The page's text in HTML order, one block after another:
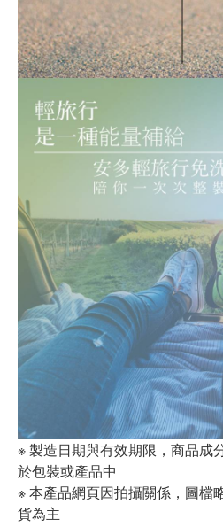
※ 製造日期與有效期限，商品成
於包裝或產品中
※ 本產品網頁因拍攝關係，圖檔
貨為主